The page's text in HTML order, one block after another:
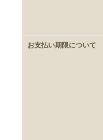
お支払い期限について